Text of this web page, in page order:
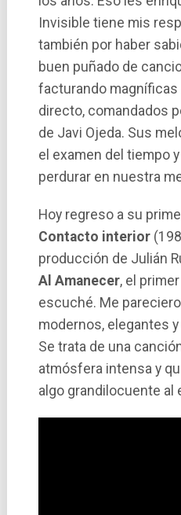
Invisible tiene mis
también por haber
buen puñado de
facturando
directo, comandados
de Javi Ojeda. Sus
el examen del tiempo
perdurar en nuestra
Hoy regreso a su
Contacto interior
producción de Julián
Al Amanecer, el
escuché. Me
modernos, elegantes
Se trata de una
atmósfera intensa y
algo grandilocuente al